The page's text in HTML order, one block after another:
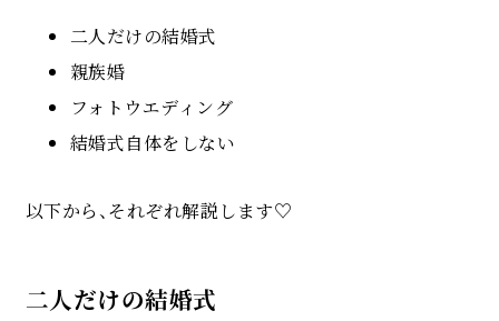
二人だけの結婚式
親族婚
フォトウエディング
結婚式自体をしない
以下から、それぞれ解説します♡
二人だけの結婚式